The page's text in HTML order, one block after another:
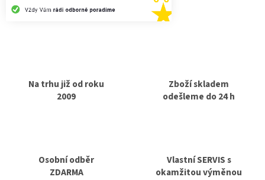
Na trhu již od roku
2009
Zboží skladem
odešleme do 24 h
Osobní odběr
ZDARMA
Vlastní SERVIS s
okamžitou výměnou